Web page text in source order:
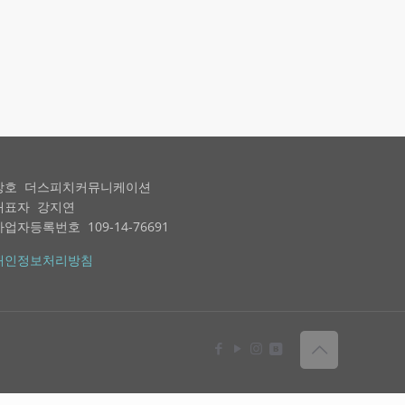
호 더스피치커뮤니케이션
표자 강지연
업자등록번호 109-14-76691
인정보처리방침